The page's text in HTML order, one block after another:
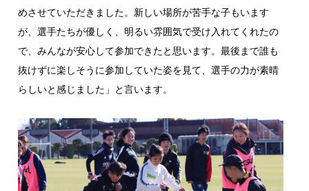
めさせていただきました。新しい場所が苦手な子もいます
が、選手たちが優しく、明るい雰囲気で受け入れてくれたの
で、みんなが安心して参加できたと思います。最後まで誰も
抜けずに楽しそうに参加していた姿を見て、選手の力が素晴
らしいと感じました」と言います。